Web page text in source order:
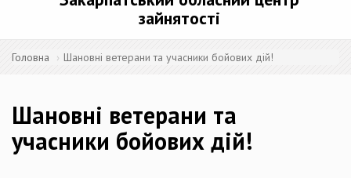
зайнятості
Головна Шановні ветерани та учасники бойових дій!
Шановні ветерани та
учасники бойових дій!